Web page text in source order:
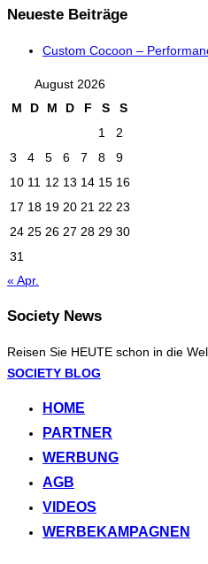
Neueste Beiträge
Custom Cocoon –
August 2026
M
D M D F S
S
1
2
3
4 5 6 7 8
9
10 11 12 13 14 15 16
17 18 19 20 21 22 23
24 25 26 27 28 29 30
31
« Apr.
Society News
Reisen Sie HEUTE schon in die
Zum
springen
SOCIETY BLOG
HOME
PARTNER
WERBUNG
AGB
VIDEOS
WERBEKAMPAGNEN